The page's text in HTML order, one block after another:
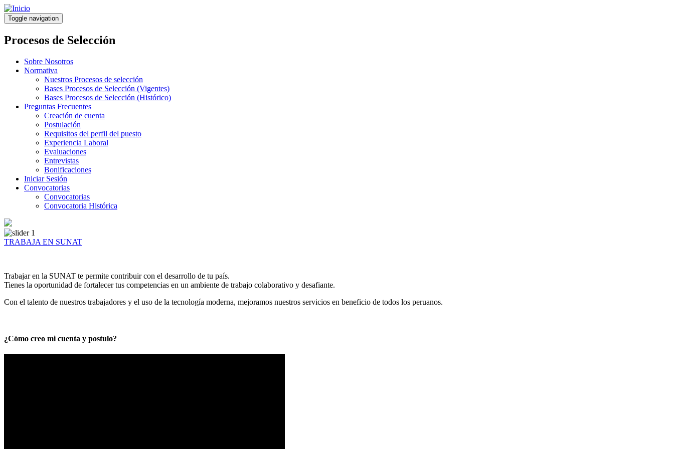
Pasar
al
contenido
principal
Toggle navigation
Procesos de Selección
Sobre Nosotros
Normativa
Nuestros Procesos de selección
Bases Procesos de Selección (Vigentes)
Bases Procesos de Selección (Histórico)
Preguntas Frecuentes
Creación de cuenta
Postulación
Requisitos del perfil del puesto
Experiencia Laboral
Evaluaciones
Entrevistas
Bonificaciones
Iniciar Sesión
Convocatorias
Convocatorias
Convocatoria Histórica
TRABAJA EN SUNAT
Trabajar en la SUNAT te permite contribuir con el desarrollo de tu país.
Tienes la oportunidad de fortalecer tus competencias en un ambiente de trabajo colaborativo y desafiante.
Con el talento de nuestros trabajadores y el uso de la tecnología moderna, mejoramos nuestros servicios en beneficio de todos los peruanos.
¿Cómo creo mi cuenta y postulo?